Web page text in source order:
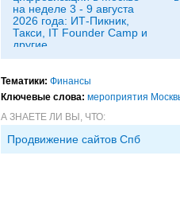
на неделе 3 - 9 августа
2026 года: ИТ-Пикник,
Такси, IT Founder Camp и
другие
Тематики: Финансы
Ключевые слова: мероприятия
А ЗНАЕТЕ ЛИ ВЫ, ЧТО:
Продвижение сайтов Спб